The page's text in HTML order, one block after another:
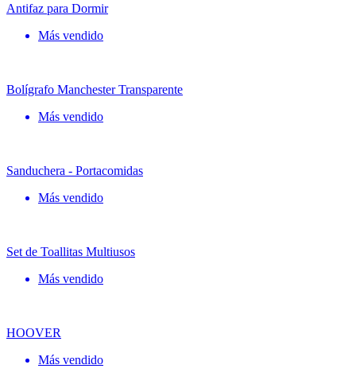
Antifaz para Dormir
Más vendido
Bolígrafo Manchester Transparente
Más vendido
Sanduchera - Portacomidas
Más vendido
Set de Toallitas Multiusos
Más vendido
HOOVER
Más vendido